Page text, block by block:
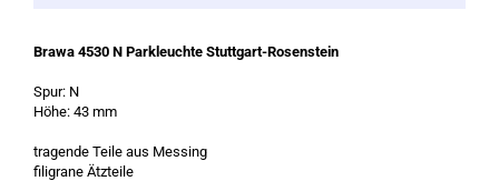
Brawa 4530 N Parkleuchte Stuttgart-Rosenstein
Spur: N
Höhe: 43 mm
tragende Teile aus Messing
filigrane Ätzteile